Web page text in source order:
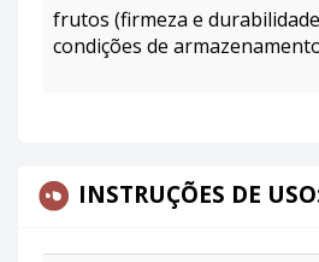
frutos (firmeza e
condições de
INSTRUÇÕES DE